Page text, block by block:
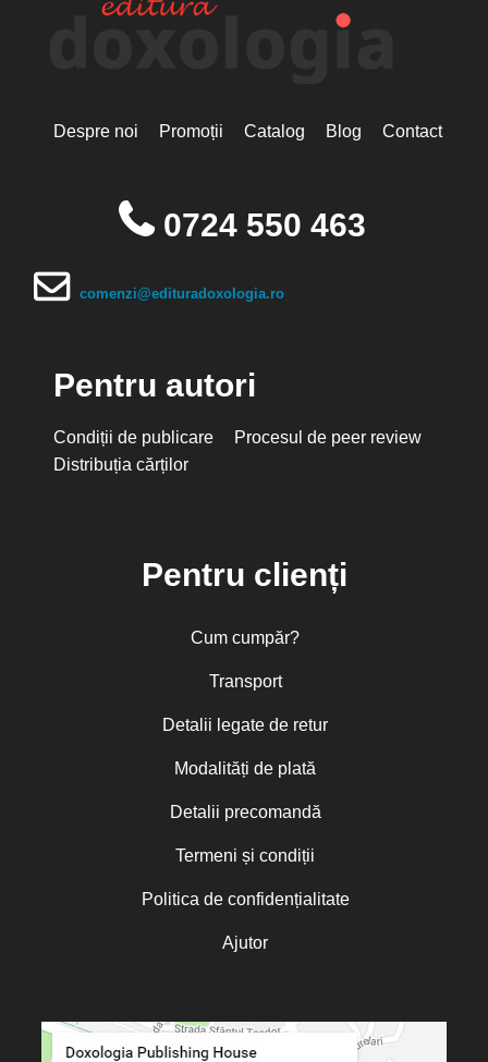
Despre noi Promoții Catalog Blog Contact
0724 550 463
comenzi@edituradoxologia.ro
Pentru autori
Condiții de publicare
Procesul de peer review
Distribuția cărților
Pentru clienți
Cum cumpăr?
Transport
Detalii legate de retur
Modalități de plată
Detalii precomandă
Termeni și condiții
Politica de confidențialitate
Ajutor